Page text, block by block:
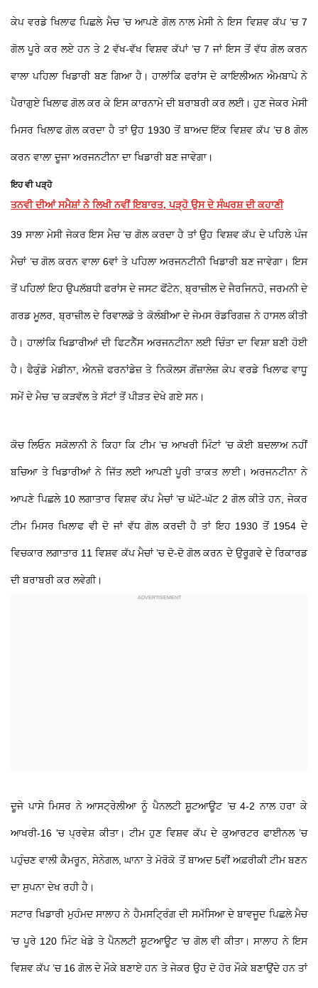
ਕੇਪ ਵਰਡੇ ਖਿਲਾਫ ਪਿਛਲੇ ਮੈਚ ’ਚ ਆਪਣੇ ਗੋਲ ਨਾਲ ਮੇਸੀ ਨੇ ਇਸ ਵਿਸ਼ਵ ਕੱਪ ’ਚ 7
ਗੋਲ ਪੂਰੇ ਕਰ ਲਏ ਹਨ ਤੇ 2 ਵੱਖ-ਵੱਖ ਵਿਸ਼ਵ ਕੱਪਾਂ ’ਚ 7 ਜਾਂ ਇਸ ਤੋਂ ਵੱਧ ਗੋਲ ਕਰਨ
ਵਾਲਾ ਪਹਿਲਾ ਖਿਡਾਰੀ ਬਣ ਗਿਆ ਹੈ। ਹਾਲਾਂਕਿ ਫਰਾਂਸ ਦੇ ਕਾਇਲੀਅਨ ਐਮਬਾਪੇ ਨੇ
ਪੈਰਾਗੁਏ ਖਿਲਾਫ ਗੋਲ ਕਰ ਕੇ ਇਸ ਕਾਰਨਾਮੇ ਦੀ ਬਰਾਬਰੀ ਕਰ ਲਈ। ਹੁਣ ਜੇਕਰ ਮੇਸੀ
ਮਿਸਰ ਖਿਲਾਫ ਗੋਲ ਕਰਦਾ ਹੈ ਤਾਂ ਉਹ 1930 ਤੋਂ ਬਾਅਦ ਇੱਕ ਵਿਸ਼ਵ ਕੱਪ ’ਚ 8 ਗੋਲ
ਕਰਨ ਵਾਲਾ ਦੂਜਾ ਅਰਜਨਟੀਨਾ ਦਾ ਖਿਡਾਰੀ ਬਣ ਜਾਵੇਗਾ।
ਇਹ ਵੀ ਪੜ੍ਹੋ
ਤਨਵੀ ਦੀਆਂ ਸਮੈਸ਼ਾਂ ਨੇ ਲਿਖੀ ਨਵੀਂ ਇਬਾਰਤ, ਪੜ੍ਹੋ ਉਸ ਦੇ ਸੰਘਰਸ਼ ਦੀ ਕਹਾਣੀ
39 ਸਾਲਾ ਮੇਸੀ ਜੇਕਰ ਇਸ ਮੈਚ ’ਚ ਗੋਲ ਕਰਦਾ ਹੈ ਤਾਂ ਉਹ ਵਿਸ਼ਵ ਕੱਪ ਦੇ ਪਹਿਲੇ ਪੰਜ
ਮੈਚਾਂ ’ਚ ਗੋਲ ਕਰਨ ਵਾਲਾ 6ਵਾਂ ਤੇ ਪਹਿਲਾ ਅਰਜਨਟੀਨੀ ਖਿਡਾਰੀ ਬਣ ਜਾਵੇਗਾ। ਇਸ
ਤੋਂ ਪਹਿਲਾਂ ਇਹ ਉਪਲੱਬਧੀ ਫਰਾਂਸ ਦੇ ਜਸਟ ਫੋਂਟੇਨ, ਬ੍ਰਾਜ਼ੀਲ ਦੇ ਜੈਰਜਿਨਹੋ, ਜਰਮਨੀ ਦੇ
ਗਰਡ ਮੂਲਰ, ਬ੍ਰਾਜ਼ੀਲ ਦੇ ਰਿਵਾਲਡੋ ਤੇ ਕੋਲੰਬੀਆ ਦੇ ਜੇਮਸ ਰੋਡਰਿਗਜ਼ ਨੇ ਹਾਸਲ ਕੀਤੀ
ਹੈ। ਹਾਲਾਂਕਿ ਖਿਡਾਰੀਆਂ ਦੀ ਫਿਟਨੈੱਸ ਅਰਜਨਟੀਨਾ ਲਈ ਚਿੰਤਾ ਦਾ ਵਿਸ਼ਾ ਬਣੀ ਹੋਈ
ਹੈ। ਫੈਕੁੰਡੋ ਮੇਡੀਨਾ, ਐਨਜ਼ੋ ਫਰਨਾਂਡੇਜ਼ ਤੇ ਨਿਕੋਲਸ ਗੋਂਜ਼ਾਲੇਜ਼ ਕੇਪ ਵਰਡੇ ਖਿਲਾਫ ਵਾਧੂ
ਸਮੇਂ ਦੇ ਮੈਚ ’ਚ ਕੜਵੱਲ ਤੇ ਸੱਟਾਂ ਤੋਂ ਪੀੜਤ ਦੇਖੇ ਗਏ ਸਨ।
ਕੋਚ ਲਿਓਨ ਸਕੋਲਾਨੀ ਨੇ ਕਿਹਾ ਕਿ ਟੀਮ ’ਚ ਆਖਰੀ ਮਿੰਟਾਂ ’ਚ ਕੋਈ ਬਦਲਾਅ ਨਹੀਂ
ਬਚਿਆ ਤੇ ਖਿਡਾਰੀਆਂ ਨੇ ਜਿੱਤ ਲਈ ਆਪਣੀ ਪੂਰੀ ਤਾਕਤ ਲਾਈ। ਅਰਜਨਟੀਨਾ ਨੇ
ਆਪਣੇ ਪਿਛਲੇ 10 ਲਗਾਤਾਰ ਵਿਸ਼ਵ ਕੱਪ ਮੈਚਾਂ ’ਚ ਘੱਟੋ-ਘੱਟ 2 ਗੋਲ ਕੀਤੇ ਹਨ, ਜੇਕਰ
ਟੀਮ ਮਿਸਰ ਖਿਲਾਫ ਵੀ ਦੋ ਜਾਂ ਵੱਧ ਗੋਲ ਕਰਦੀ ਹੈ ਤਾਂ ਇਹ 1930 ਤੋਂ 1954 ਦੇ
ਵਿਚਕਾਰ ਲਗਾਤਾਰ 11 ਵਿਸ਼ਵ ਕੱਪ ਮੈਚਾਂ ’ਚ ਦੋ-ਦੋ ਗੋਲ ਕਰਨ ਦੇ ਉਰੂਗਵੇ ਦੇ ਰਿਕਾਰਡ
ਦੀ ਬਰਾਬਰੀ ਕਰ ਲਵੇਗੀ।
ਦੂਜੇ ਪਾਸੇ ਮਿਸਰ ਨੇ ਆਸਟ੍ਰੇਲੀਆ ਨੂੰ ਪੈਨਲਟੀ ਸ਼ੂਟਆਊਟ ’ਚ 4-2 ਨਾਲ ਹਰਾ ਕੇ
ਆਖਰੀ-16 'ਚ ਪ੍ਰਵੇਸ਼ ਕੀਤਾ। ਟੀਮ ਹੁਣ ਵਿਸ਼ਵ ਕੱਪ ਦੇ ਕੁਆਰਟਰ ਫਾਈਨਲ ’ਚ
ਪਹੁੰਚਣ ਵਾਲੀ ਕੈਮਰੂਨ, ਸੇਨੇਗਲ, ਘਾਨਾ ਤੇ ਮੋਰੋਕੋ ਤੋਂ ਬਾਅਦ 5ਵੀਂ ਅਫ਼ਰੀਕੀ ਟੀਮ ਬਣਨ
ਦਾ ਸੁਪਨਾ ਦੇਖ ਰਹੀ ਹੈ।
ਸਟਾਰ ਖਿਡਾਰੀ ਮੁਹੰਮਦ ਸਾਲਾਹ ਨੇ ਹੈਮਸਟ੍ਰਿੰਗ ਦੀ ਸਮੱਸਿਆ ਦੇ ਬਾਵਜੂਦ ਪਿਛਲੇ ਮੈਚ
’ਚ ਪੂਰੇ 120 ਮਿੰਟ ਖੇਡੇ ਤੇ ਪੈਨਲਟੀ ਸ਼ੂਟਆਊਟ ’ਚ ਗੋਲ ਵੀ ਕੀਤਾ। ਸਾਲਾਹ ਨੇ ਇਸ
ਵਿਸ਼ਵ ਕੱਪ ’ਚ 16 ਗੋਲ ਦੇ ਮੌਕੇ ਬਣਾਏ ਹਨ ਤੇ ਜੇਕਰ ਉਹ ਦੋ ਹੋਰ ਮੌਕੇ ਬਣਾਉਂਦੇ ਹਨ ਤਾਂ